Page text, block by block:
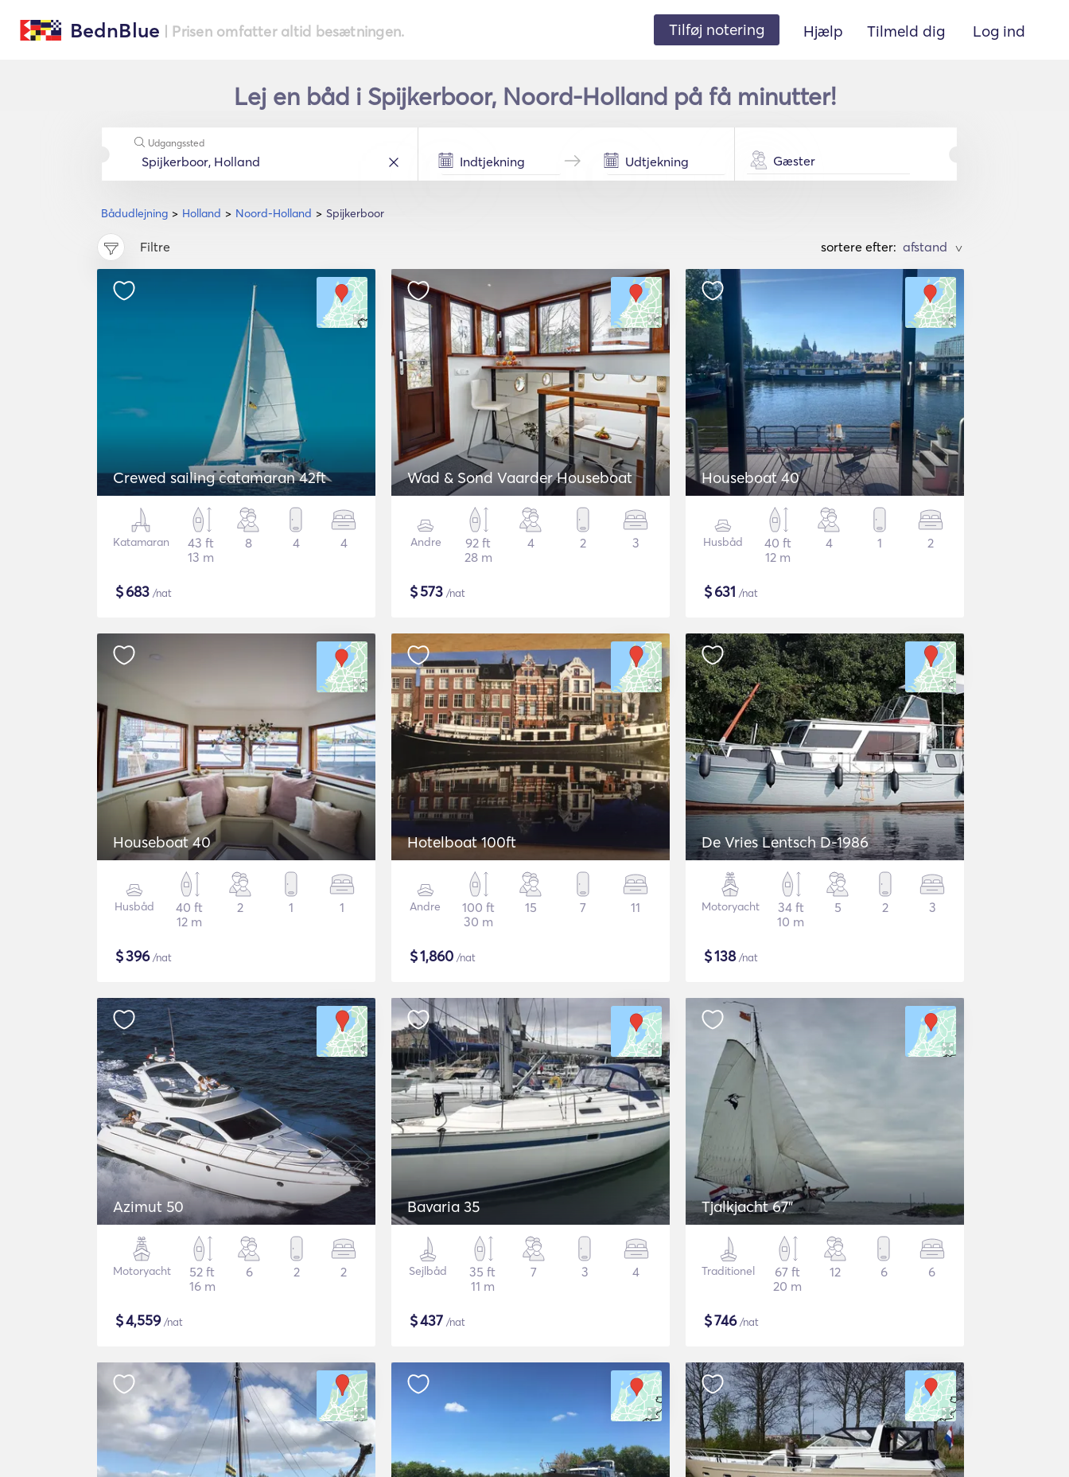
BednBlue | Prisen omfatter altid besætningen. Tilføj notering Hjælp Tilmeld dig Log ind
Lej en båd i Spijkerboor, Noord-Holland på få minutter!
Bådudlejning Holland Noord-Holland Spijkerboor
Udgangssted
Gæster
Filtre sortere efter: >
Crewed sailing catamaran 42ft
Katamaran
43 ft
13 m
8 4 4
$683 /nat
Wad & Sond Vaarder Houseboat
Andre
92 ft
28 m
4 2 3
$573 /nat
Houseboat 40
Husbåd
40 ft
12 m
4 1 2
$631 /nat
Houseboat 40
Husbåd
40 ft
12 m
2 1 1
$396/nat
Hotelboat 100ft
Andre
100 ft
30 m
15 7 11
$1,860 /nat
De Vries Lentsch D-1986
Motoryacht
34 ft
10 m
5 2 3
$138/nat
Azimut 50
Motoryacht
52 ft
16 m
6 2 2
$4,559/nat
Bavaria 35
Sejlbåd
35 ft
11 m
7 3 4
$437 /nat
Tjalkjacht 67"
Traditionel
67 ft
20 m
12 6 6
$746/nat